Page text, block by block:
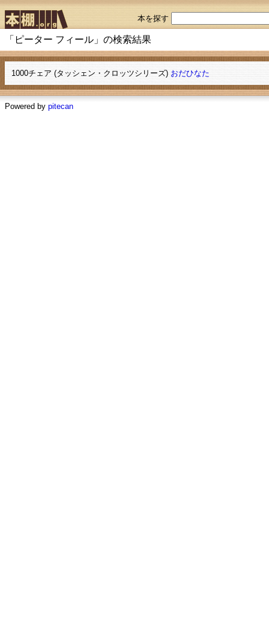
本を探す
「ピーター フィール」の検索結果
1000チェア (タッシェン・クロッツシリーズ) おだひなた
Powered by pitecan